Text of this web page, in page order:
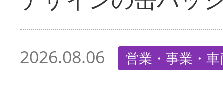
2026.08.06 営業・事業・